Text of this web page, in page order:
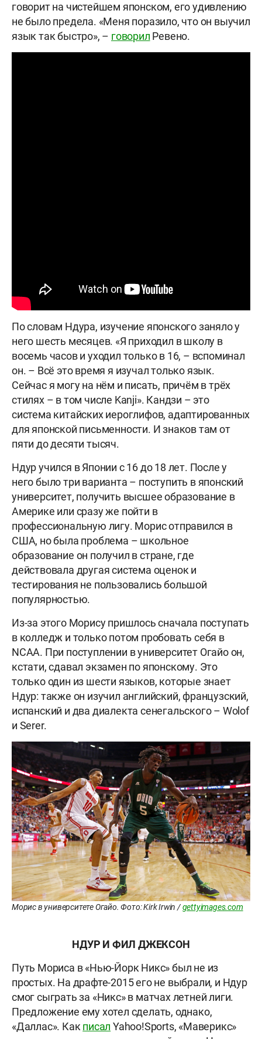
говорит на чистейшем японском, его удивлению
не было предела. «Меня поразило, что он выучил
язык так быстро», – говорил Ревено.
По словам Ндура, изучение японского заняло у
него шесть месяцев. «Я приходил в школу в
восемь часов и уходил только в 16, – вспоминал
он. – Всё это время я изучал только язык.
Сейчас я могу на нём и писать, причём в трёх
стилях – в том числе Kanji». Кандзи – это
система китайских иероглифов, адаптированных
для японской письменности. И знаков там от
пяти до десяти тысяч.
Ндур учился в Японии с 16 до 18 лет. После у
него было три варианта – поступить в японский
университет, получить высшее образование в
Америке или сразу же пойти в
профессиональную лигу. Морис отправился в
США, но была проблема – школьное
образование он получил в стране, где
действовала другая система оценок и
тестирования не пользовались большой
популярностью.
Из-за этого Морису пришлось сначала поступать
в колледж и только потом пробовать себя в
NCAA. При поступлении в университет Огайо он,
кстати, сдавал экзамен по японскому. Это
только один из шести языков, которые знает
Ндур: также он изучил английский, французский,
испанский и два диалекта сенегальского – Wolof
и Serer.
Морис в университете Огайо. Фото: Kirk Irwin /gettyimages.com
НДУР И ФИЛ ДЖЕКСОН
Путь Мориса в «Нью-Йорк Никс» был не из
простых. На драфте-2015 его не выбрали, и Ндур
смог сыграть за «Никс» в матчах летней лиги.
Предложение ему хотел сделать, однако,
«Даллас». Какписал Yahoo!Sports, «Маверикс»